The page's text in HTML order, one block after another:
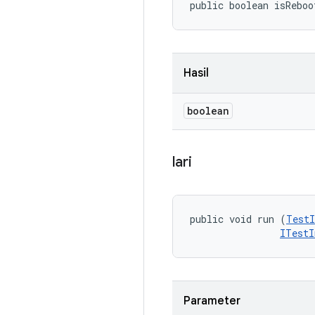
public boolean
Hasil
boolean
lari
public void run (
Parameter